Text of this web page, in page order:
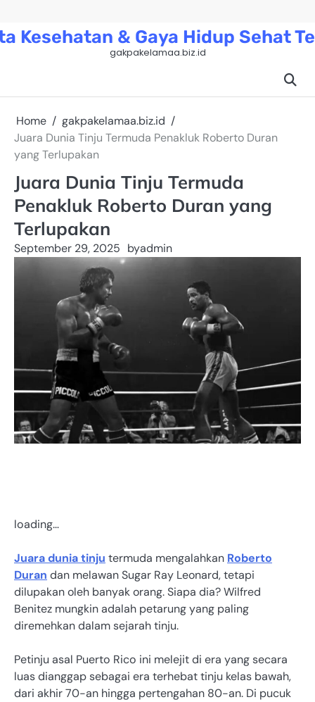
content
Kesehatan & Gaya Hidup Sehat
gakpakelamaa.biz.id
Home
gakpakelamaa.biz.id
Juara Dunia Tinju Termuda Penakluk Roberto Duran
yang Terlupakan
Juara Dunia Tinju Termuda
Penakluk Roberto Duran yang
Terlupakan
September 29, 2025 byadmin
loading…
Juara dunia tinju termuda mengalahkan Roberto
Duran dan melawan Sugar Ray Leonard, tetapi
dilupakan oleh banyak orang. Siapa dia? Wilfred
Benitez mungkin adalah petarung yang paling
diremehkan dalam sejarah tinju.
Petinju asal Puerto Rico ini melejit di era yang secara
luas dianggap sebagai era terhebat tinju kelas bawah,
dari akhir 70-an hingga pertengahan 80-an. Di pucuk